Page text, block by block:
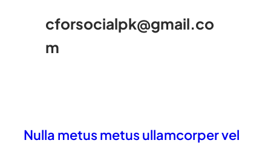
cforsocialpk@gmail.co
m
Nulla metus metus ullamcorper vel